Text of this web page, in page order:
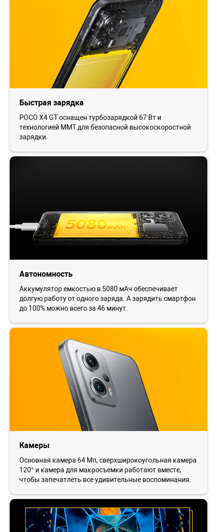
Быстрая зарядка
POCO X4 GT оснащен турбозарядкой 67 Вт и
технологией MMT для безопасной высокоскоростной
зарядки.
Автономность
Аккумулятор емкостью в 5080 мАч обеспечивает
долгую работу от одного заряда. А зарядить смартфон
до 100% можно всего за 46 минут.
Камеры
Основная камера 64 Мп, сверхширокоугольная камера
120° и камера для макросъемки работают вместе,
чтобы запечатлеть все удивительные воспоминания.